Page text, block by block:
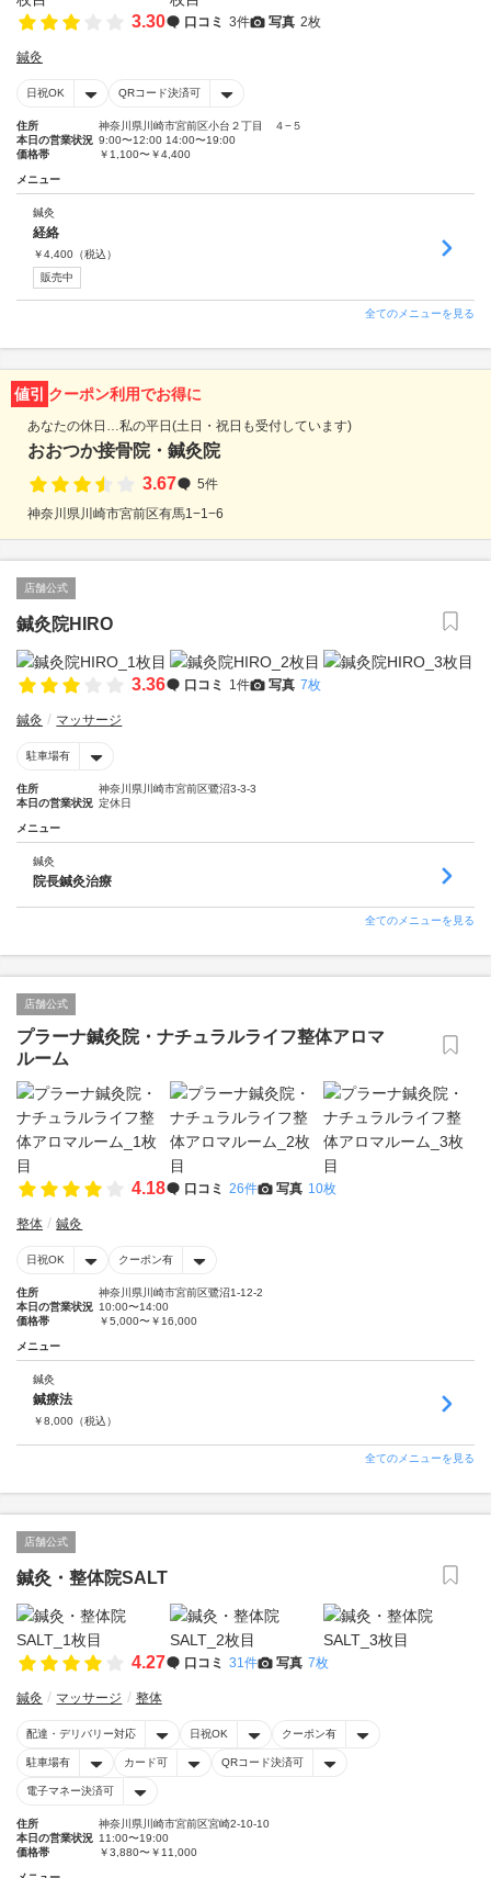
3.30 口コミ 3件 写真 2枚
鍼灸
日祝OK QRコード決済可
住所
神奈川県川崎市宮前区小台２丁目 ４−５
本日の営業状況 9:00〜12:00 14:00〜19:00
価格帯
￥1,100〜￥4,400
メニュー
鍼灸
経絡
￥4,400 （税込）
販売中
全てのメニューを見る
値引 クーポン利用でお得に
あなたの休日…私の平日(土日・祝日も受付しています)
おおつか接骨院・鍼灸院
3.67
5件
神奈川県川崎市宮前区有馬1−1−6
店舗公式
鍼灸院HIRO
3.36 口コミ 1件 写真 7枚
鍼灸 マッサージ
駐車場有
住所
神奈川県川崎市宮前区鷺沼3-3-3
本日の営業状況 定休日
メニュー
鍼灸
院長鍼灸治療
全てのメニューを見る
店舗公式
プラーナ鍼灸院・ナチュラルライフ整体アロマ
ルーム
4.18 口コミ 26件 写真 10枚
整体 鍼灸
日祝OK クーポン有
住所
神奈川県川崎市宮前区鷺沼1-12-2
本日の営業状況 10:00〜14:00
価格帯
￥5,000〜￥16,000
メニュー
鍼灸
鍼療法
￥8,000 （税込）
全てのメニューを見る
店舗公式
鍼灸・整体院SALT
4.27 口コミ 31件 写真 7枚
鍼灸 マッサージ 整体
配達・デリバリー対応 日祝OK クーポン有
駐車場有 カード可 QRコード決済可
電子マネー決済可
住所
神奈川県川崎市宮前区宮崎2-10-10
本日の営業状況 11:00〜19:00
価格帯
￥3,880〜￥11,000